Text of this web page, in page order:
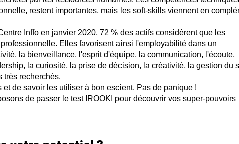
restent importantes, mais les soft-skills viennent en
Inffo en janvier 2020, 72 % des actifs considèrent que les
Elles favorisent ainsi l'employabilité dans un
la bienveillance, l'esprit d'équipe, la communication, l'écoute,
la curiosité, la prise de décision, la créativité, la gestion du
très recherchés.
de savoir les utiliser à bon escient. Pas de panique !
de passer le test IROOKI pour découvrir vos super-pouvoirs